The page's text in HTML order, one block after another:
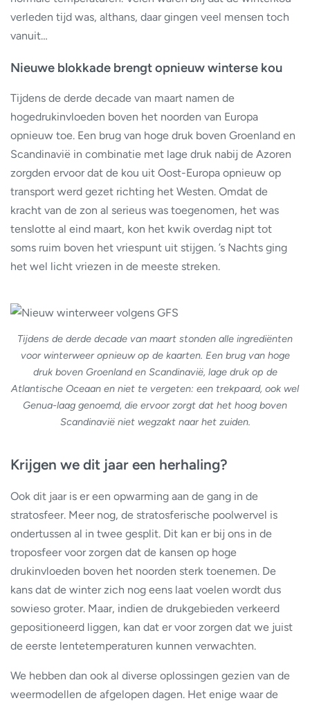
verleden tijd was, althans, daar gingen veel mensen toch
vanuit…
Nieuwe blokkade brengt opnieuw winterse kou
Tijdens de derde decade van maart namen de
hogedrukinvloeden boven het noorden van Europa
opnieuw toe. Een brug van hoge druk boven Groenland en
Scandinavië in combinatie met lage druk nabij de Azoren
zorgden ervoor dat de kou uit Oost-Europa opnieuw op
transport werd gezet richting het Westen. Omdat de
kracht van de zon al serieus was toegenomen, het was
tenslotte al eind maart, kon het kwik overdag nipt tot
soms ruim boven het vriespunt uit stijgen. ’s Nachts ging
het wel licht vriezen in de meeste streken.
Tijdens de derde decade van maart stonden alle ingrediënten
voor winterweer opnieuw op de kaarten. Een brug van hoge
druk boven Groenland en Scandinavië, lage druk op de
Atlantische Oceaan en niet te vergeten: een trekpaard, ook wel
Genua-laag genoemd, die ervoor zorgt dat het hoog boven
Scandinavië niet wegzakt naar het zuiden.
Krijgen we dit jaar een herhaling?
Ook dit jaar is er een opwarming aan de gang in de
stratosfeer. Meer nog, de stratosferische poolwervel is
ondertussen al in twee gesplit. Dit kan er bij ons in de
troposfeer voor zorgen dat de kansen op hoge
drukinvloeden boven het noorden sterk toenemen. De
kans dat de winter zich nog eens laat voelen wordt dus
sowieso groter. Maar, indien de drukgebieden verkeerd
gepositioneerd liggen, kan dat er voor zorgen dat we juist
de eerste lentetemperaturen kunnen verwachten.
We hebben dan ook al diverse oplossingen gezien van de
weermodellen de afgelopen dagen. Het enige waar de